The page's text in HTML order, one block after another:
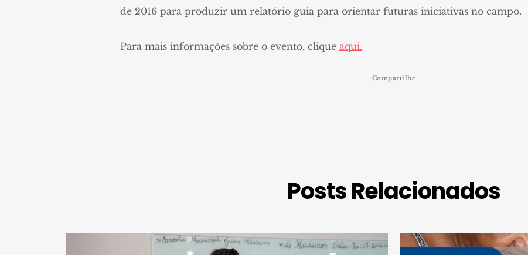
de 2016 para produzir um relatório guia para orientar futuras iniciativas no campo.
Para mais informações sobre o evento, clique aqui.
Compartilhe
Posts Relacionados